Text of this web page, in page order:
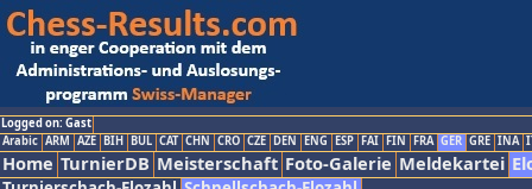
Logged on: Gast
Arabic ARM AZE BIH BUL CAT CHN CRO CZE DEN ENG ESP FAI FIN FRA GER GRE INA
Home TurnierDB Meisterschaft Foto-Galerie Meldekartei